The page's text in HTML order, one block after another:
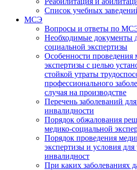
Список учебных
МСЭ
Вопросы и ответы по
Необходимые документы
социальной экспертизы
Особенности проведения
экспертизы с целью
стойкой утраты
профессионального
случая на производстве
Перечень заболеваний
инвалидности
Порядок обжалования
медико-социальной
Порядок проведения
экспертизы и условия для
инвалидност
При каких заболеваниях